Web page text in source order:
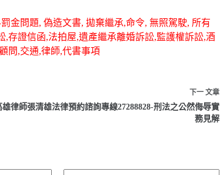
金問題, 偽造文書, 拋棄繼承,命令, 無照駕駛, 所有
存證信函,法拍屋,遺產繼承離婚訴訟,監護權訴訟,酒
問,交通,律師,代書事項
下一 文章
雄律師張清雄法律預約諮詢專線27288828-刑法之公然侮辱實
務見解